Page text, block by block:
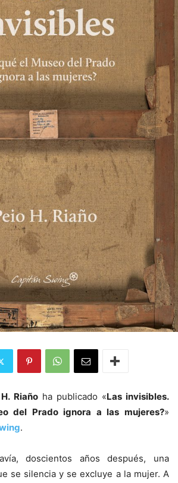
Riañoha publicado «Las invisibles.
del Prado ignora a las mujeres?»
.
doscientos años después, una
se silencia y se excluye a la mujer. A